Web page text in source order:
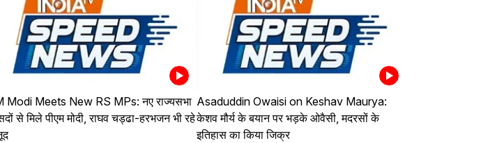
Modi Meets New RS MPs: नए राज्यसभा
से मिले पीएम मोदी, राघव चड्ढा-हरभजन भी रहे
Asaduddin Owaisi on Keshav Maurya:
केशव मौर्य के बयान पर भड़के ओवैसी, मदरसों के
इतिहास का किया जिक्र